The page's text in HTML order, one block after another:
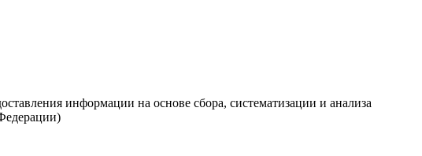
информации на основе сбора, систематизации и анализа